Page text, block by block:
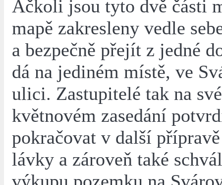
Ačkoli jsou tyto dvě části
mapě zakresleny vedle
a bezpečně přejít z jedné
dá na jediném místě, ve
ulici. Zastupitelé tak na
květnovém zasedání
pokračovat v další
lávky a zároveň také